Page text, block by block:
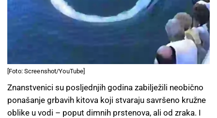
[Foto: Screenshot/YouTube]
Znanstvenici su posljednjih godina zabilježili neobično
ponašanje grbavih kitova koji stvaraju savršeno kružne
oblike u vodi – poput dimnih prstenova, ali od zraka. I